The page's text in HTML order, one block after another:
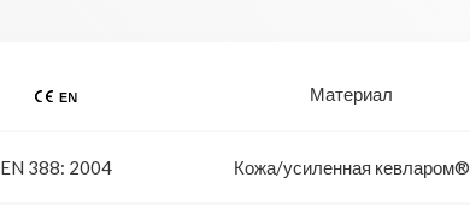
Материал
EN 388: 2004 Кожа/усиленная кевларом®